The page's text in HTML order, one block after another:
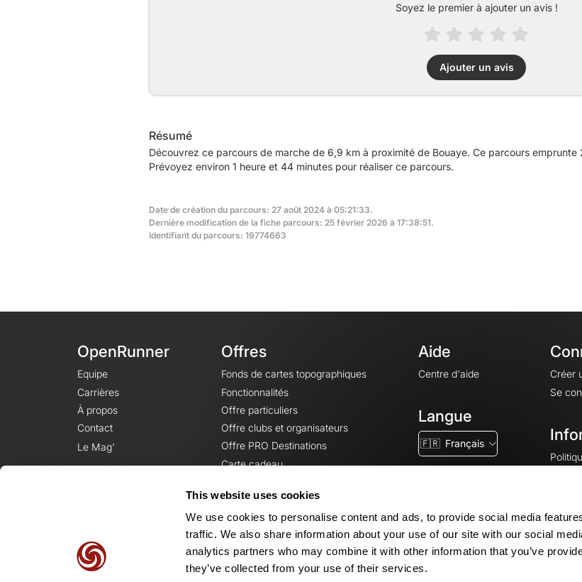
This website uses cookies
We use cookies to personalise content and ads, to provide social media
traffic. We also share information about your use of our site with our social
analytics partners who may combine it with other information that you’ve
they’ve collected from your use of their services.
Soyez le premier à ajouter un avis !
Ajouter un avis
Résumé
Découvrez ce parcours de marche de 6,9 km à proximité de Bouaye. Ce parcours
Prévoyez environ 1 heure et 44 minutes pour réaliser ce parcours.
Date de création du parcours: 27 août 2024 à 05:21:33.
Dernière modification de la fiche parcours: 25 février 2026 à 17:38:51.
Identifiant du parcours: 19774663
OpenRunner
Equipe
Carrières
À propos
Contact
Le Mag'
Offres
Fonds de cartes topographiques
Fonctionnalités
Offre particuliers
Offre clubs et organisateurs
Offre PRO Destinations
Carte cadeau
Aide
Centre d'aide
Langue
🇫🇷 Français
Créer
Se